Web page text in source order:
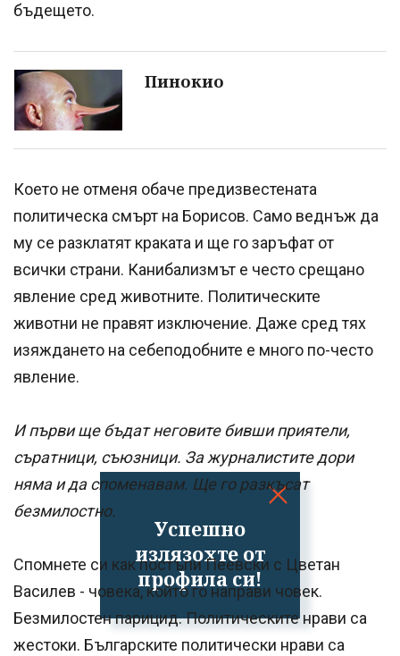
Успешно
излязохте от
профила си!
бъдещето.
Пинокио
Което не отменя обаче предизвестената
политическа смърт на Борисов. Само веднъж да
му се разклатят краката и ще го заръфат от
всички страни. Канибализмът е често срещано
явление сред животните. Политическите
животни не правят изключение. Даже сред тях
изяждането на себеподобните е много по-често
явление.
И първи ще бъдат неговите бивши приятели,
съратници, съюзници. За журналистите дори
няма и да споменавам. Ще го разкъсат
безмилостно.
Спомнете си как постъпи Пеевски с Цветан
Василев - човека, който го направи човек.
Безмилостен парицид. Политическите нрави са
жестоки. Българските политически нрави са